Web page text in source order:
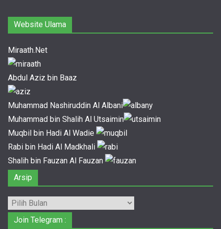
Website Ulama
Miraath.Net
Abdul Aziz bin Baaz
Muhammad Nashiruddin Al Albani
Muhammad bin Shalih Al Utsaimin
Muqbil bin Hadi Al Wadie
Rabi bin Hadi Al Madkhali
Shalih bin Fauzan Al Fauzan
Arsip
Arsip
Join Telegram :